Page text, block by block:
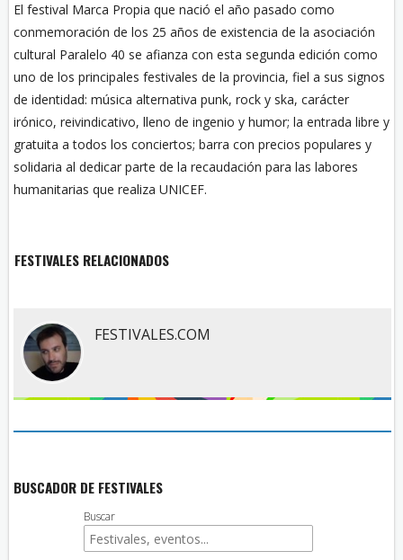
El festival Marca Propia que nació el año pasado como
conmemoración de los 25 años de existencia de la asociación
cultural Paralelo 40 se afianza con esta segunda edición como
uno de los principales festivales de la provincia, fiel a sus signos
de identidad: música alternativa punk, rock y ska, carácter
irónico, reivindicativo, lleno de ingenio y humor; la entrada libre y
gratuita a todos los conciertos; barra con precios populares y
solidaria al dedicar parte de la recaudación para las labores
humanitarias que realiza UNICEF.
FESTIVALES RELACIONADOS
FESTIVALES.COM
BUSCADOR DE FESTIVALES
Buscar